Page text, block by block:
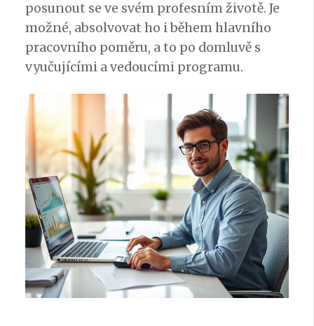
posunout se ve svém profesním životě. Je
možné, absolvovat ho i během hlavního
pracovního poměru, a to po domluvě s
vyučujícími a vedoucími programu.